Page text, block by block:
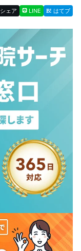
シェア LINE はてブ